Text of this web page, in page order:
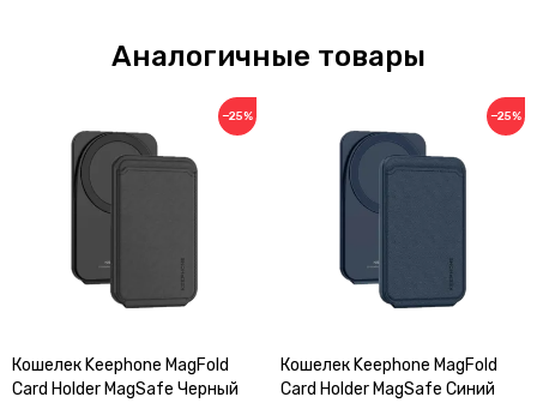
Аналогичные товары
−25%
Кошелек Keephone MagFold
Card Holder MagSafe Черный
−25%
Кошелек Keephone MagFold
Card Holder MagSafe Синий